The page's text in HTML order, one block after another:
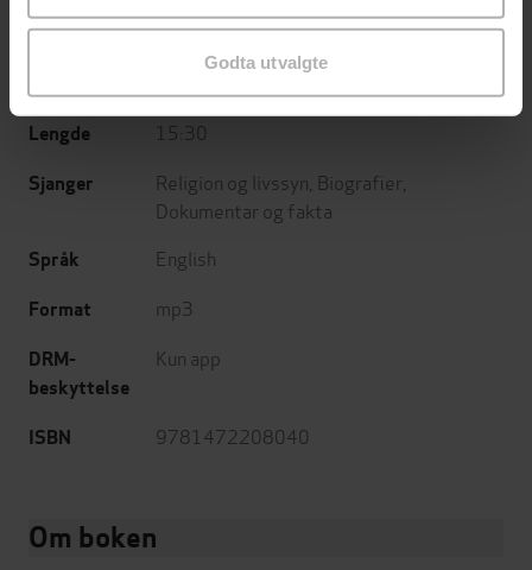
Godta utvalgte
Forlag Headline
Lengde 15:30
Sjanger Religion og livssyn Biografier
Dokumentar og fakta
Språk English
Format mp3
DRM-
beskyttelse
Kun app
ISBN 9781472208040
Om boken